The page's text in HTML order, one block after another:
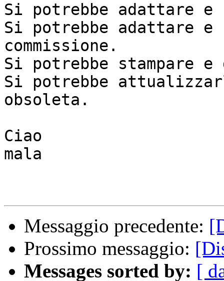
Si potrebbe adattare
Si potrebbe adattare
commissione.
Si potrebbe stampare
Si potrebbe
obsoleta.
Ciao
mala
Messaggio precedente:
Prossimo messaggio:
Messages sorted by: [